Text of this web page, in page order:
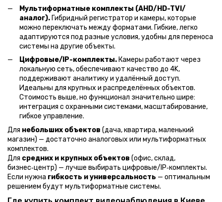
Мультиформатные комплекты (AHD/HD-TVI/
аналог). Гибридный регистратор и камеры, которые
можно переключать между форматами. Гибкие, легко
адаптируются под разные условия, удобны для переноса
системы на другие объекты.
Цифровые/IP-комплекты. Камеры работают через
локальную сеть, обеспечивают качество до 4K,
поддерживают аналитику и удалённый доступ.
Идеальны для крупных и распределённых объектов.
Стоимость выше, но функционал значительно шире:
интеграция с охранными системами, масштабирование,
гибкое управление.
Для небольших объектов (дача, квартира, маленький
магазин) — достаточно аналоговых или мультиформатных
комплектов.
Для средних и крупных объектов (офис, склад,
бизнес‑центр) — лучше выбирать цифровые/IP‑комплекты.
Если нужна гибкость и универсальность — оптимальным
решением будут мультиформатные системы.